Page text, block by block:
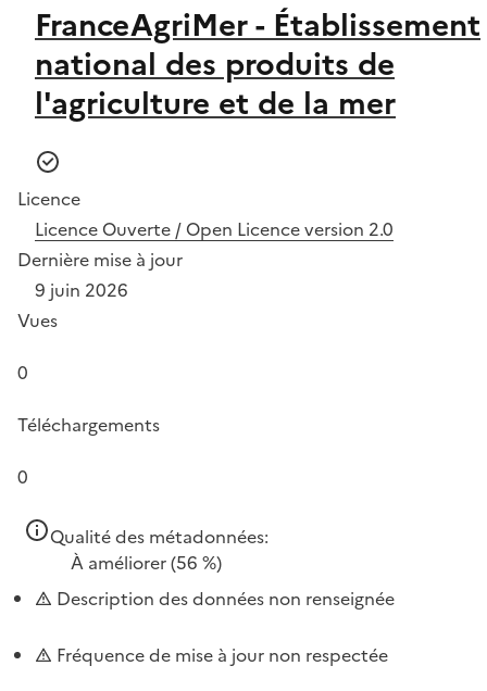
FranceAgriMer - Établissement
national des produits de
l'agriculture et de la mer
Licence
Licence Ouverte / Open Licence version 2.0
Dernière mise à jour
9 juin 2026
Vues
0
Téléchargements
0
Qualité des métadonnées:
À améliorer(56 %)
Description des données non renseignée
Fréquence de mise à jour non respectée